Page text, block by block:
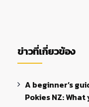
ข่าวที่เกี่ยวข้อง
A beginner’s
Pokies NZ: